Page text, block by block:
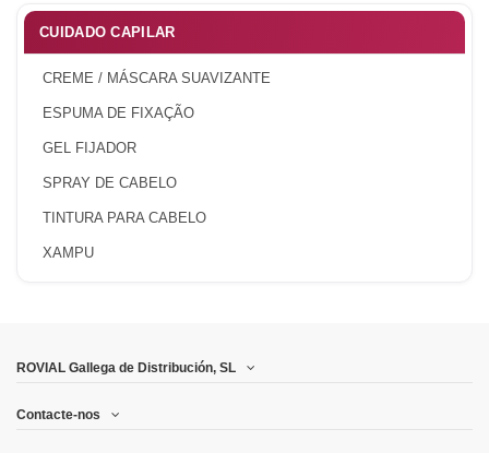
CUIDADO CAPILAR
CREME / MÁSCARA SUAVIZANTE
ESPUMA DE FIXAÇÃO
GEL FIJADOR
SPRAY DE CABELO
TINTURA PARA CABELO
XAMPU
ROVIAL Gallega de Distribución, SL
Contacte-nos